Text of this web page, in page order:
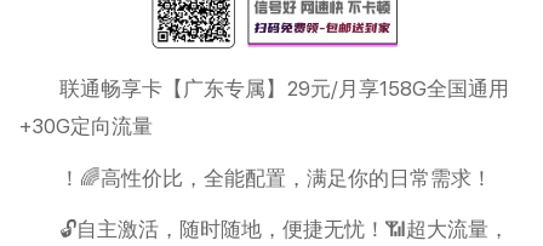
联通畅享卡【广东专属】29元/月享158G全国通用
+30G定向流量
！🌈高性价比，全能配置，满足你的日常需求！
🔓自主激活，随时随地，便捷无忧！📶超大流量，